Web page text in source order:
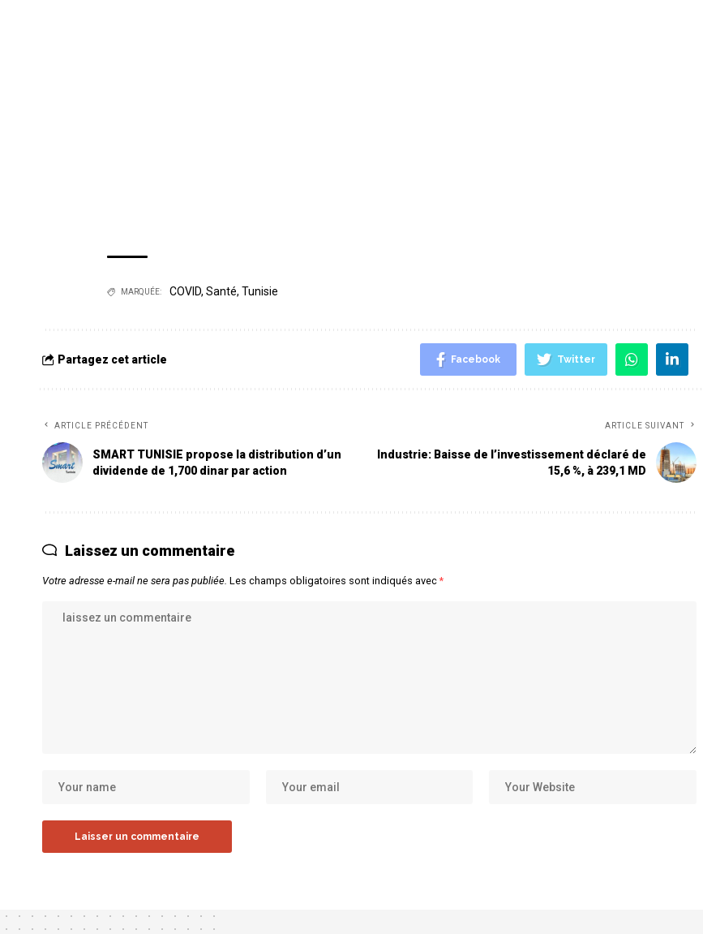
MARQUÉE: COVID, Santé, Tunisie
Partagez cet article Facebook Twitter
ARTICLE PRÉCÉDENT
SMART TUNISIE propose la distribution d’un
dividende de 1,700 dinar par action
ARTICLE SUIVANT
Industrie: Baisse de l’investissement déclaré de
15,6 %, à 239,1 MD
Laissez un commentaire
Votre adresse e-mail ne sera pas publiée. Les champs obligatoires sont indiqués avec*